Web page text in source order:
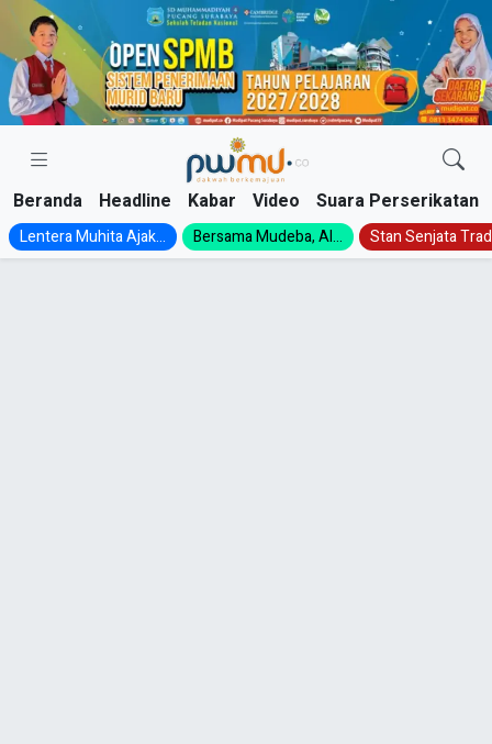
Skip
content
Beranda Headline Kabar Video Suara Perserikatan
Lentera Muhita Ajak... Bersama Mudeba, Al... Stan Senjata